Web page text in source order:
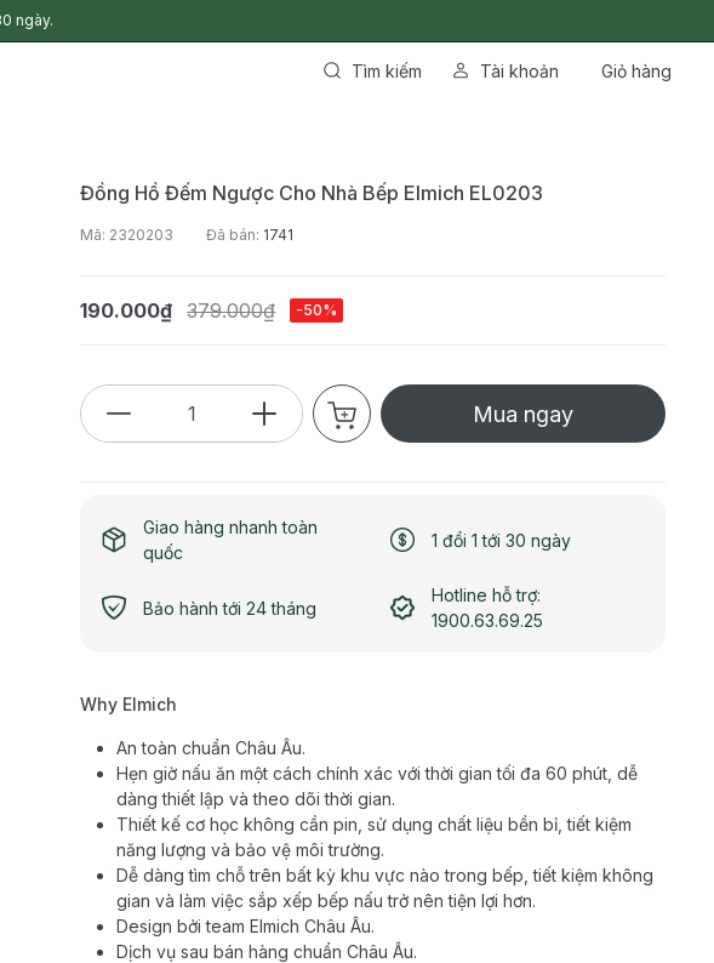
ngày.
Tìm kiếm Tài khoản Giỏ hàng
Đồng Hồ Đếm Ngược Cho Nhà Bếp Elmich EL0203
Mã: 2320203 Đã bán: 1741
190.000₫ 379.000₫ -50%
Mua ngay
Giao hàng nhanh toàn
quốc
1 đổi 1 tới 30 ngày
Bảo hành tới 24 tháng
Hotline hỗ trợ:
1900.63.69.25
Why Elmich
An toàn chuẩn Châu Âu.
Hẹn giờ nấu ăn một cách chính xác với thời gian tối đa 60 phút, dễ
dàng thiết lập và theo dõi thời gian.
Thiết kế cơ học không cần pin, sử dụng chất liệu bền bỉ, tiết kiệm
năng lượng và bảo vệ môi trường.
Dễ dàng tìm chỗ trên bất kỳ khu vực nào trong bếp, tiết kiệm không
gian và làm việc sắp xếp bếp nấu trở nên tiện lợi hơn.
Design bởi team Elmich Châu Âu.
Dịch vụ sau bán hàng chuẩn Châu Âu.